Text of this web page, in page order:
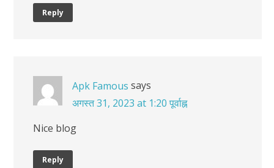
Reply
Apk Famous says
अगस्त 31, 2023 at 1:20 पूर्वाह्न
Nice blog
Reply